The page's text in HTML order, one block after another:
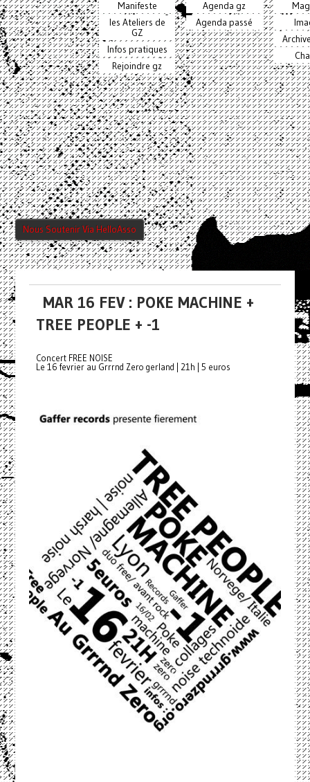
Manifeste
les Ateliers de
GZ
Infos pratiques
Rejoindre gz
Agenda gz
Agenda passé
Nous Soutenir Via HelloAsso
MAR 16 FEV : POKE MACHINE +
TREE PEOPLE + -1
Concert FREE NOISE
Le 16 fevrier au Grrrnd Zero gerland | 21h | 5 euros